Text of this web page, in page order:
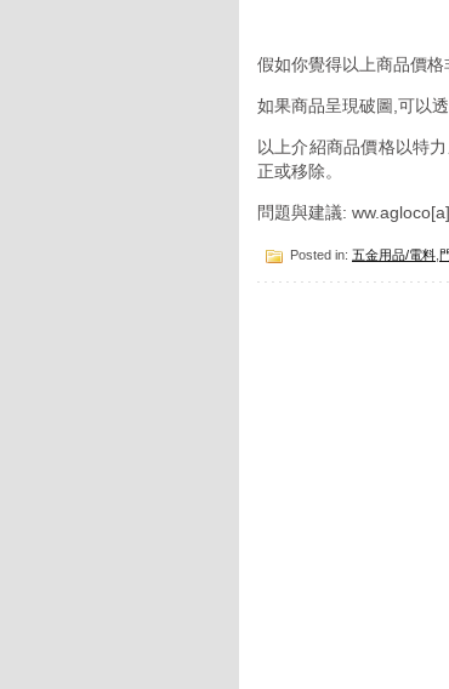
假如你覺得以上商品價
如果商品呈現破圖,可以
以上介紹商品價格以特
正或移除。
問題與建議:
Posted in: 五金用品/電料